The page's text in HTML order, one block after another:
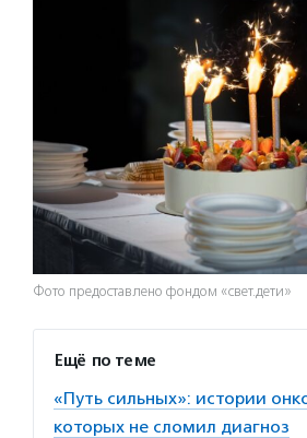
Фото предоставлено фондом «свет.дети»
Ещё по теме
«Путь сильных»: истории
которых не сломил диагноз